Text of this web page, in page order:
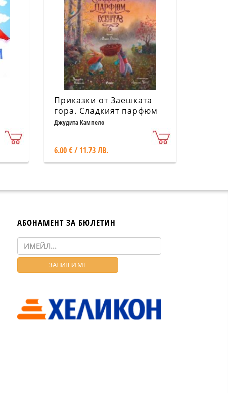
Приказки от Заешката
гора. Сладкият парфюм
на есента
Джудита Кампело
6.00 € / 11.73 ЛВ.
АБОНАМЕНТ ЗА БЮЛЕТИН